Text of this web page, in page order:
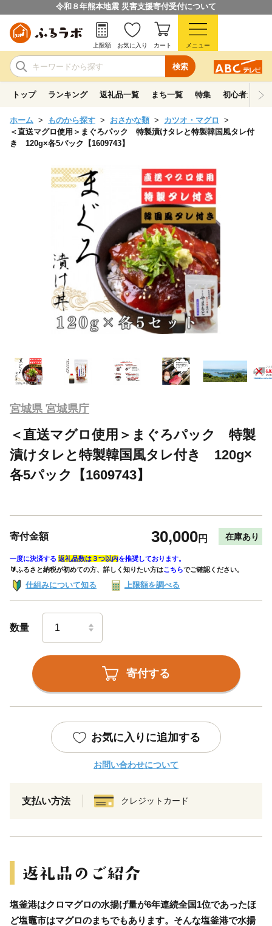
令和８年熊本地震 災害支援寄付受付について
検索
上限額 お気に入り カート メニュー
トップ ランキング 返礼品一覧 まち一覧 特集 初心者ガイド
ホーム ものから探す おさかな類
カツオ・マグロ
＜直送マグロ使用＞まぐろパック 特製漬けタレと特製韓国風タレ付
き 120g×各5パック【1609743】
宮城県 宮城県庁
＜直送マグロ使用＞まぐろパック 特製
漬けタレと特製韓国風タレ付き 120g×
各5パック【1609743】
寄付金額 30,000円 在庫あり
一度に決済する 返礼品数は３つ以内を推奨しております。
🔰ふるさと納税が初めての方、詳しく知りたい方はこちらでご確認ください。
仕組みについて知る 上限額を調べる
数量
寄付する
お気に入りに追加する
お問い合わせについて
支払い方法 クレジットカード
塩釜港はクロマグロの水揚げ量が6年連続全国1位であったほ
ど塩竈市はマグロのまちでもあります。そんな塩釜港で水揚